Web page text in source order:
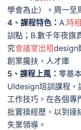
學會為止）。周一至
4、課程特色： A.時
訓點；B.數千年夜旗
究會議室出租design
創業攙扶，人才庫
5、課程上風： 零基
UIdesign培訓課程，
工作技巧。在各個專
批實操經歷，以到達
失業領導。